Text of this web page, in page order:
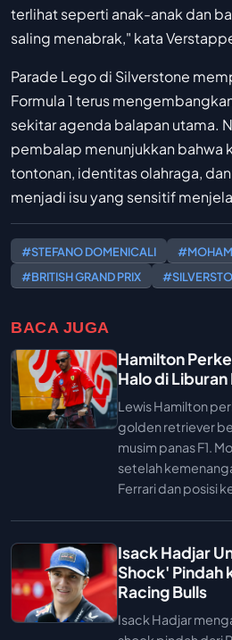
terlihat seperti anak-anak dan
saling menabrak," kata
Parade Lego di Silverstone
Formula 1 terus
sekitar agenda balapan utama.
pembalap menunjukkan bahwa
tontonan, identitas olahraga,
menjadi isu yang sensitif
#STEFANO DOMENICALI
#BRITISH GRAND PRIX
BACA JUGA
Hamilton
Halo di Liburan
Lewis Hamilton
golden retriever
musim panas F1.
setelah
Ferrari dan posisi
Isack Hadjar
Shock' Pindah
Racing Bulls
Isack Hadjar